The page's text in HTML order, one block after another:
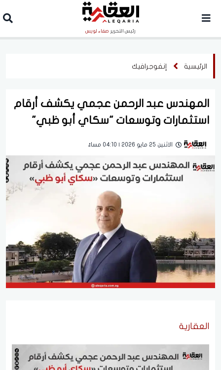
رئيس التحرير صفاء لويس
الرئيسية إنفوجرافيك
المهندس عبد الرحمن عجمي يكشف أرقام
استثمارات وتوسعات "سكاي أبو ظبي"
الاثنين 25 مايو 2026 | 04:10 مساءً
العقارية